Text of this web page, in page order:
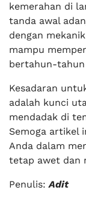
kemerahan di
tanda awal
dengan
mampu
bertahun-tahun
Kesadaran
adalah kunci
mendadak di
Semoga artikel
Anda dalam
tetap awet dan
Penulis:Adit